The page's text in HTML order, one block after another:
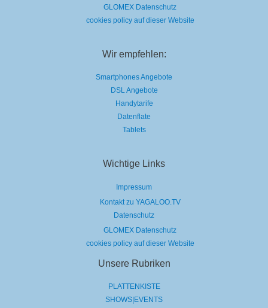
GLOMEX Datenschutz
cookies policy auf dieser Website
Wir empfehlen:
Smartphones Angebote
DSL Angebote
Handytarife
Datenflate
Tablets
Wichtige Links
Impressum
Kontakt zu YAGALOO.TV
Datenschutz
GLOMEX Datenschutz
cookies policy auf dieser Website
Unsere Rubriken
PLATTENKISTE
SHOWS|EVENTS